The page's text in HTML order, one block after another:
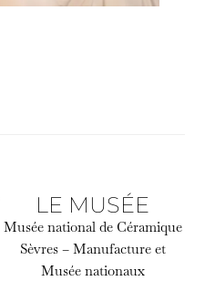
LE MUSÉE
Musée national de Céramique
Sèvres – Manufacture et
Musée nationaux